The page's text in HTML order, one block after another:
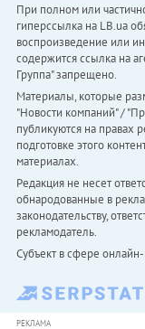
При полном или
гиперссылка на LB.ua
воспроизведение или
содержится ссылка на
Группа" запрещено.
Материалы, которые
"Новости компаний" /
публикуются на правах
подготовке этого
материалах.
Редакция не несет
обнародованные в
законодательству,
рекламодатель.
Субъект в сфере
РЕКЛАМА